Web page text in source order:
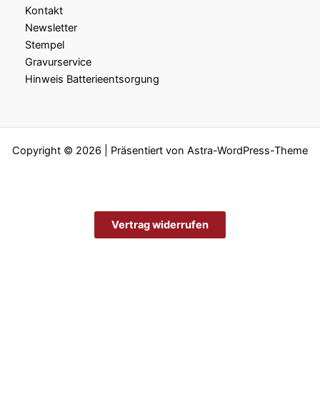
Kontakt
Newsletter
Stempel
Gravurservice
Hinweis Batterieentsorgung
Copyright © 2026 | Präsentiert von Astra-WordPress-Theme
Vertrag widerrufen